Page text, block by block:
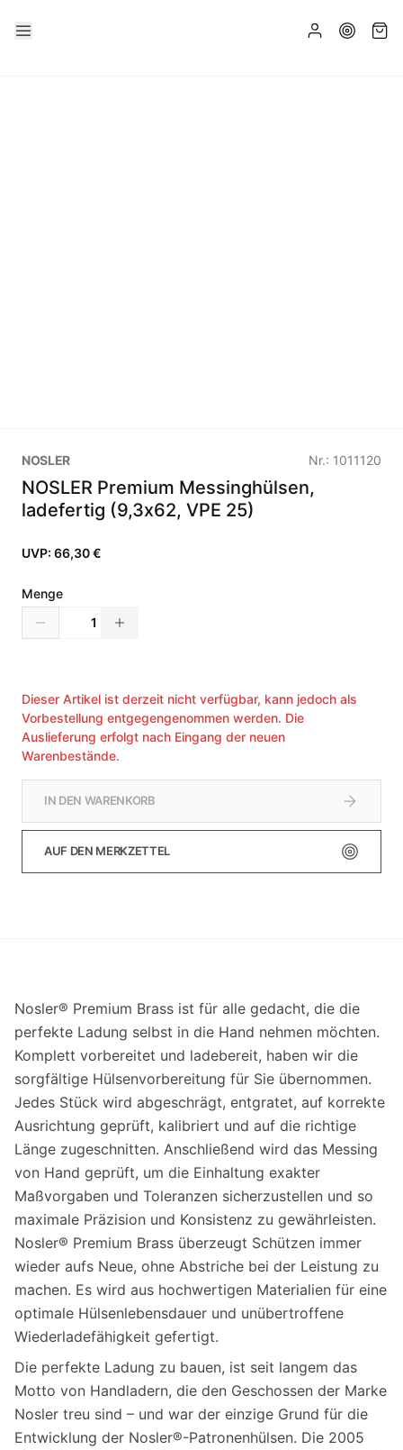
NOSLER Nr.: 1011120
NOSLER Premium Messinghülsen,
ladefertig (9,3x62, VPE 25)
UVP: 66,30 €
Menge
Dieser Artikel ist derzeit nicht verfügbar, kann jedoch als
Vorbestellung entgegengenommen werden. Die
Auslieferung erfolgt nach Eingang der neuen
Warenbestände.
IN DEN WARENKORB
AUF DEN MERKZETTEL
Nosler® Premium Brass ist für alle gedacht, die die
perfekte Ladung selbst in die Hand nehmen möchten.
Komplett vorbereitet und ladebereit, haben wir die
sorgfältige Hülsenvorbereitung für Sie übernommen.
Jedes Stück wird abgeschrägt, entgratet, auf korrekte
Ausrichtung geprüft, kalibriert und auf die richtige
Länge zugeschnitten. Anschließend wird das Messing
von Hand geprüft, um die Einhaltung exakter
Maßvorgaben und Toleranzen sicherzustellen und so
maximale Präzision und Konsistenz zu gewährleisten.
Nosler® Premium Brass überzeugt Schützen immer
wieder aufs Neue, ohne Abstriche bei der Leistung zu
machen. Es wird aus hochwertigen Materialien für eine
optimale Hülsenlebensdauer und unübertroffene
Wiederladefähigkeit gefertigt.
Die perfekte Ladung zu bauen, ist seit langem das
Motto von Handladern, die den Geschossen der Marke
Nosler treu sind – und war der einzige Grund für die
Entwicklung der Nosler®-Patronenhülsen. Die 2005